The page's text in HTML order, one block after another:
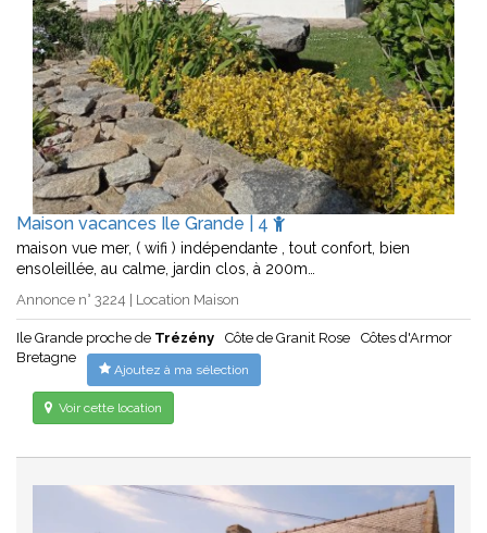
Maison vacances Ile Grande | 4
maison vue mer, ( wifi ) indépendante , tout confort, bien
ensoleillée, au calme, jardin clos, à 200m…
Annonce n° 3224 | Location Maison
Ile Grande proche de Trézény Côte de Granit Rose
Côtes d'Armor
Bretagne
Ajoutez à ma sélection
Voir cette location